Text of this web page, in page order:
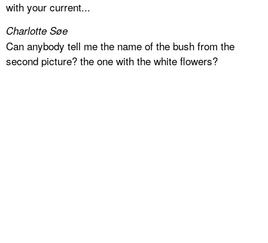
with your current...
Charlotte Søe
Can anybody tell me the name of the bush from the
second picture? the one with the white flowers?